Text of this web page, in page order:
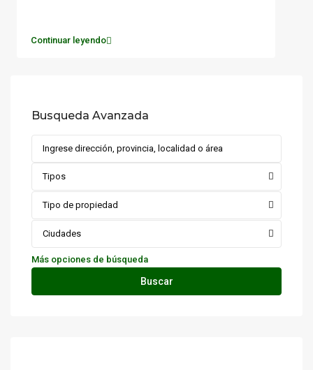
Continuar leyendo
Busqueda Avanzada
Tipos
Tipo de propiedad
Ciudades
Más opciones de búsqueda
Buscar